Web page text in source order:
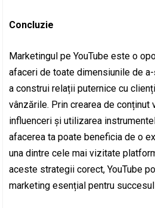
Concluzie
Marketingul pe YouTube este o
afaceri de toate dimensiunile de
a construi relații puternice cu
vânzările. Prin crearea de conținut
influenceri și utilizarea
afacerea ta poate beneficia de o
una dintre cele mai vizitate
aceste strategii corect, YouTube
marketing esențial pentru